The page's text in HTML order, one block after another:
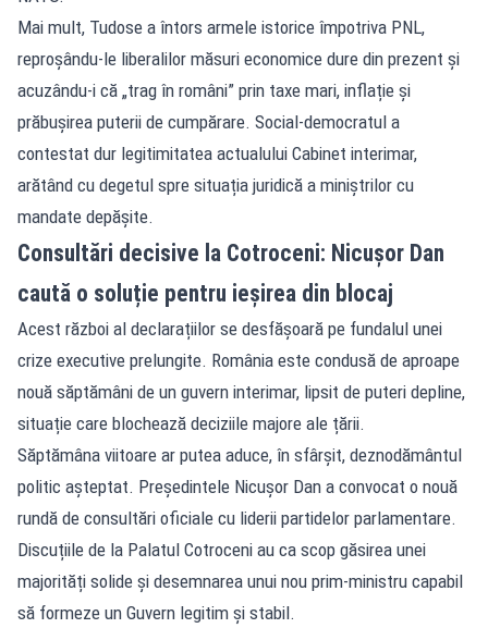
Mai mult, Tudose a întors armele istorice împotriva PNL,
reproșându-le liberalilor măsuri economice dure din prezent și
acuzându-i că „trag în români” prin taxe mari, inflație și
prăbușirea puterii de cumpărare. Social-democratul a
contestat dur legitimitatea actualului Cabinet interimar,
arătând cu degetul spre situația juridică a miniștrilor cu
mandate depășite.
Consultări decisive la Cotroceni: Nicușor Dan
caută o soluție pentru ieșirea din blocaj
Acest război al declarațiilor se desfășoară pe fundalul unei
crize executive prelungite. România este condusă de aproape
nouă săptămâni de un guvern interimar, lipsit de puteri depline,
situație care blochează deciziile majore ale țării.
Săptămâna viitoare ar putea aduce, în sfârșit, deznodământul
politic așteptat. Președintele Nicușor Dan a convocat o nouă
rundă de consultări oficiale cu liderii partidelor parlamentare.
Discuțiile de la Palatul Cotroceni au ca scop găsirea unei
majorități solide și desemnarea unui nou prim-ministru capabil
să formeze un Guvern legitim și stabil.